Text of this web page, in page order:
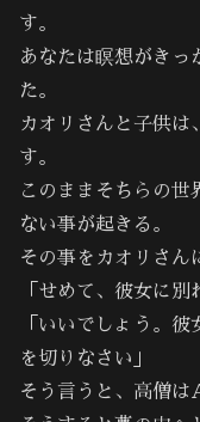
す。
あなたは瞑想がきっ
た。
カオリさんと子供は
す。
このままそちらの世
ない事が起きる。
その事をカオリさん
「せめて、彼女に別
「いいでしょう。
を切りなさい」
そう言うと、高僧は